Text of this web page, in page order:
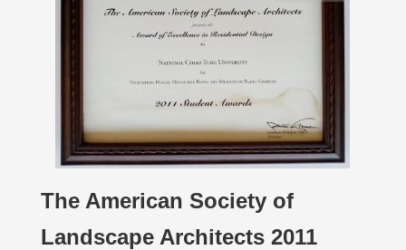
The American Society of
Landscape Architects 2011